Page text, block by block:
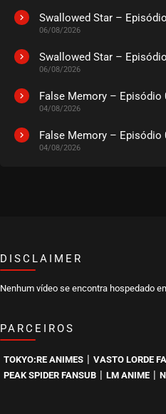
Swallowed Star –
06/08/2026
Swallowed Star –
06/08/2026
False Memory – Episódio
04/08/2026
False Memory – Episódio
04/08/2026
DISCLAIMER
Nenhum vídeo se encontra hospedado
PARCEIROS
TOKYO:RE ANIMES VASTO LORDE
PEAK SPIDER FANSUB LM ANIME